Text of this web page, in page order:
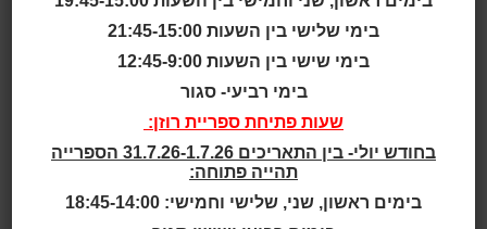
בן-בסה שלמה
תאריך לידה:18.3.1957
נולד בטורקיה, עלה לארץ בגיל שמונה. עבד 39 שנים בבנק
פועלים, גרוש. אב לתאומים, אחד מהם נהרג בתאונת מטוס
בחיל האוויר. יצא לפנסיה מוקדמת.
בימי שלישי בין השעות 21:45-15:00
בימי שישי בין השעות 12:45-9:00
בימי רביעי- סגור
שעות פתיחת ספריית רוזן:
בחודש יולי- בין התאריכים 31.7.26-1.7.26 הספרייה
תהייה פתוחה:
בימים ראשון, שני, שלישי וחמישי: 18:45-14:00